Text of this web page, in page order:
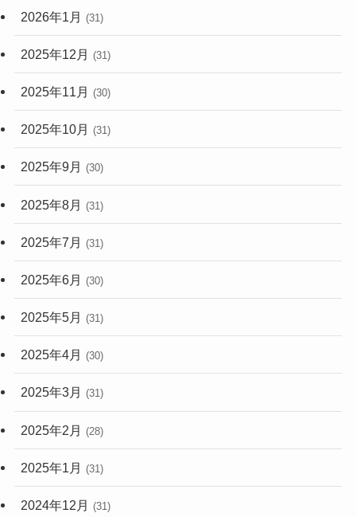
2026年1月 (31)
2025年12月 (31)
2025年11月 (30)
2025年10月 (31)
2025年9月 (30)
2025年8月 (31)
2025年7月 (31)
2025年6月 (30)
2025年5月 (31)
2025年4月 (30)
2025年3月 (31)
2025年2月 (28)
2025年1月 (31)
2024年12月 (31)